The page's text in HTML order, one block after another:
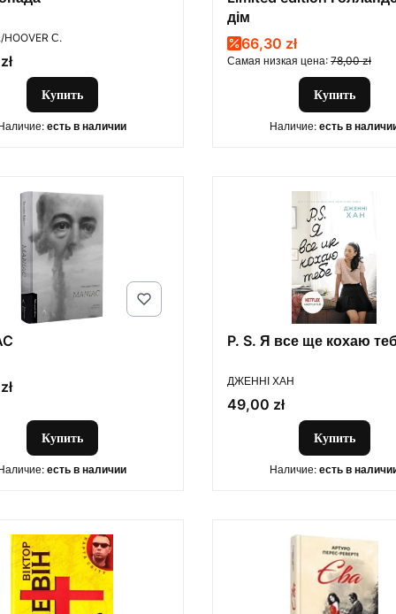
С.
Купить
есть в наличии
дім
Promotional price
66,30 zł
Самая низкая цена: 78,00 zł
Купить
Наличие: есть в
Купить
есть в наличии
P. S. Я все ще кохаю
ПРОИЗВОДИТЕЛЬ
ДЖЕННІ ХАН
Цена
49,00 zł
Купить
Наличие: есть в